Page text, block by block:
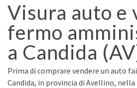
Visura auto e
fermo
a Candida
Prima di comprare vendere un auto
Candida, in provincia di Avellino,